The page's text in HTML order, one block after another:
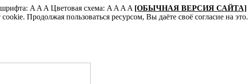
A A A Цветовая схема: A A A A [ОБЫЧНАЯ ВЕРСИЯ САЙТА]
Продолжая пользоваться ресурсом, Вы даёте своё согласие на это.